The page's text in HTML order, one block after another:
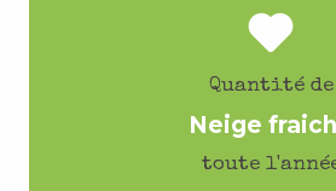
Quantité de
Neige
toute